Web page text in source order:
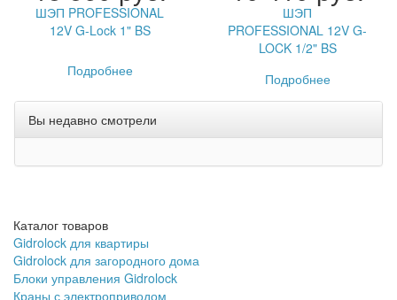
ШЭП PROFESSIONAL
12V G-Lock 1" BS
Подробнее
ШЭП
PROFESSIONAL 12V G-
LOCK 1/2" BS
Подробнее
Вы недавно смотрели
Каталог товаров
Gidrolock для квартиры
Gidrolock для загородного дома
Блоки управления Gidrolock
Краны с электроприводом